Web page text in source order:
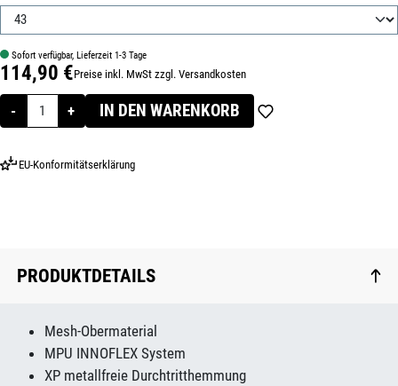
Sofort verfügbar, Lieferzeit 1-3 Tage
Regulärer Preis:
114,90 €Preise inkl. MwSt zzgl. Versandkosten
- + IN DEN WARENKORB
EU-Konformitätserklärung
PRODUKTDETAILS
Mesh-Obermaterial
MPU INNOFLEX System
XP metallfreie Durchtritthemmung